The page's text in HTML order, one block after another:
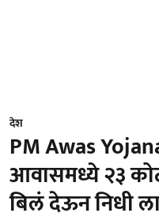
देश
PM Awas
आवासमध्ये २३
बिलं देऊन निधी